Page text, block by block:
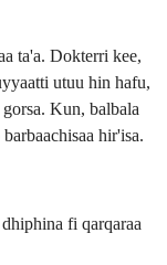
ta'a. Dokterri kee,
utuu hin hafu,
Kun, balbala
hir'isa.
fi qarqaraa